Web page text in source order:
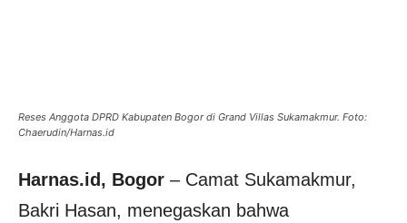
Reses Anggota DPRD Kabupaten Bogor di Grand Villas Sukamakmur. Foto:
Chaerudin/Harnas.id
Harnas.id, Bogor – Camat Sukamakmur,
Bakri Hasan, menegaskan bahwa